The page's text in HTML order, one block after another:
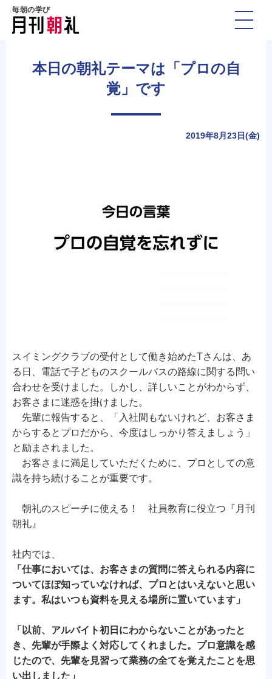
毎朝の学び
本日の朝礼テーマは「プロの自
覚」です
2019年8月23日(金)
スイミングクラブの受付として働き始めたTさんは、あ
る日、電話で子どものスクールバスの路線に関する問い
合わせを受けました。しかし、詳しいことがわからず、
お客さまに迷惑を掛けました。
先輩に報告すると、「入社間もないけれど、お客さま
からするとプロだから、今度はしっかり答えましょう」
と励まされました。
お客さまに満足していただくために、プロとしての意
識を持ち続けることが重要です。
朝礼のスピーチに使える！ 社員教育に役立つ『月刊
朝礼』
社内では、
「仕事においては、お客さまの質問に答えられる内容に
ついてほぼ知っていなければ、プロとはいえないと思い
ます。私はいつも資料を見える場所に置いています」
「以前、アルバイト初日にわからないことがあったと
き、先輩が手際よく対応してくれました。プロ意識を感
じたので、先輩を見習って業務の全てを覚えたことを思
い出しました」